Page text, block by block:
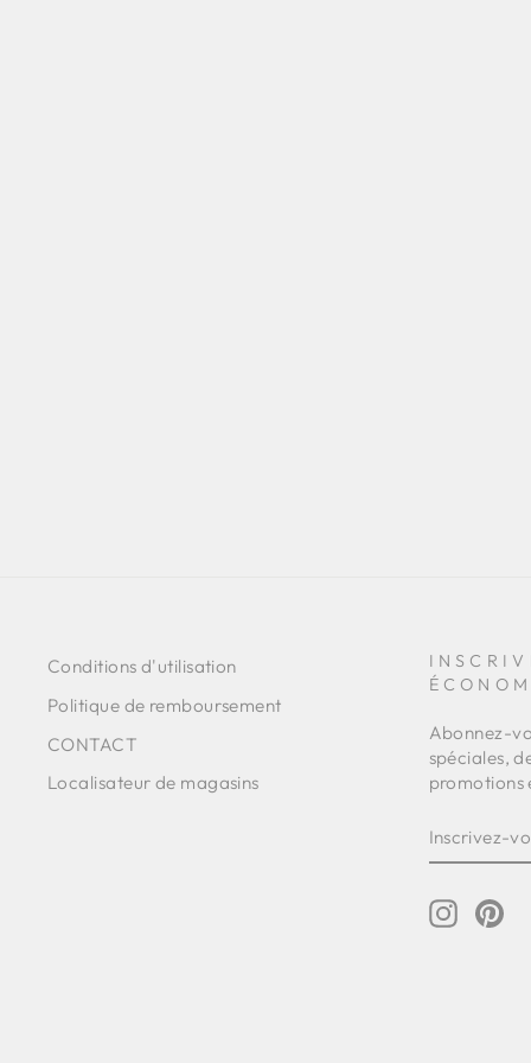
Conditions d'utilisation
Politique de remboursement
CONTACT
Localisateur de magasins
Abonnez-
spéciales,
promotions
VOUS
À
Instagram